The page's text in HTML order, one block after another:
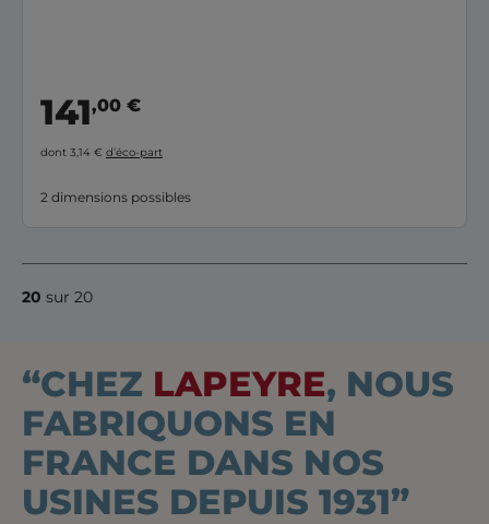
141,00 €
dont 3,14 € d’éco-part
2 dimensions possibles
20 sur 20
“CHEZ LAPEYRE, NOUS
FABRIQUONS EN
FRANCE DANS NOS
USINES DEPUIS 1931”